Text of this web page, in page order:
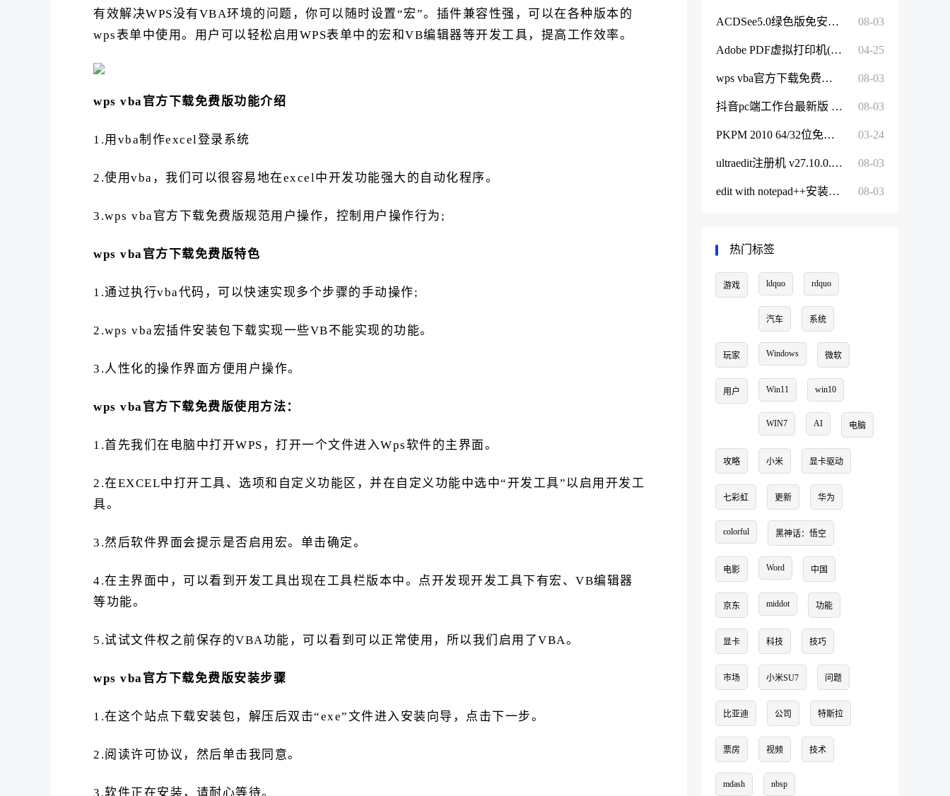
有效解决WPS没有VBA环境的问题，你可以随时设置“宏”。插件兼容性强，可以在各种版本的
wps表单中使用。用户可以轻松启用WPS表单中的宏和VB编辑器等开发工具，提高工作效率。
wps vba官方下载免费版功能介绍
1.用vba制作excel登录系统
2.使用vba，我们可以很容易地在excel中开发功能强大的自动化程序。
3.wps vba官方下载免费版规范用户操作，控制用户操作行为;
wps vba官方下载免费版特色
1.通过执行vba代码，可以快速实现多个步骤的手动操作;
2.wps vba宏插件安装包下载实现一些VB不能实现的功能。
3.人性化的操作界面方便用户操作。
wps vba官方下载免费版使用方法：
1.首先我们在电脑中打开WPS，打开一个文件进入Wps软件的主界面。
2.在EXCEL中打开工具、选项和自定义功能区，并在自定义功能中选中“开发工具”以启用开发工
具。
3.然后软件界面会提示是否启用宏。单击确定。
4.在主界面中，可以看到开发工具出现在工具栏版本中。点开发现开发工具下有宏、VB编辑器
等功能。
5.试试文件权之前保存的VBA功能，可以看到可以正常使用，所以我们启用了VBA。
wps vba官方下载免费版安装步骤
1.在这个站点下载安装包，解压后双击“exe”文件进入安装向导，点击下一步。
2.阅读许可协议，然后单击我同意。
3.软件正在安装，请耐心等待。
ACDSee5.0绿色版免安装 v2.4.0.1972 08-03
Adobe PDF虚拟打印机(免费无水印Win7-Win11适用) 04-25
wps vba官方下载免费版 v7.0.1589 08-03
抖音pc端工作台最新版 v3.5.0 08-03
PKPM 2010 64/32位免费中文破解版下载 03-24
ultraedit注册机 v27.10.0.164 08-03
edit with notepad++安装包官方版 v8.1.9 08-03
热门标签
游戏 ldquo rdquo
汽车 系统
玩家 Windows 微软
用户 Win11 win10
WIN7 AI 电脑
攻略 小米 显卡驱动
七彩虹 更新 华为
colorful 黑神话：悟空
电影 Word 中国
京东 middot 功能
显卡 科技 技巧
市场 小米SU7 问题
比亚迪 公司 特斯拉
票房 视频 技术
mdash nbsp